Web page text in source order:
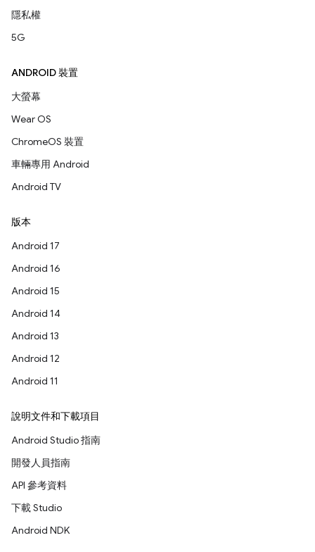
隱私權
5G
ANDROID 裝置
大螢幕
Wear OS
ChromeOS 裝置
車輛專用 Android
Android TV
版本
Android 17
Android 16
Android 15
Android 14
Android 13
Android 12
Android 11
說明文件和下載項目
Android Studio 指南
開發人員指南
API 參考資料
下載 Studio
Android NDK